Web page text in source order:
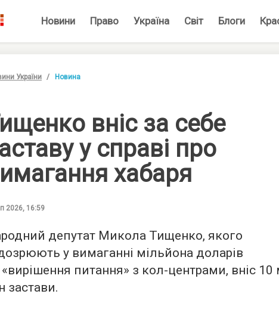
Новини Право Україна Світ Блоги
України Новина
вніс за себе
у справі про
хабаря
2026, 16:59
депутат Микола Тищенко, якого
у вимаганні мільйона доларів
«вирішення питання» з кол-центрами, вніс 10
застави.